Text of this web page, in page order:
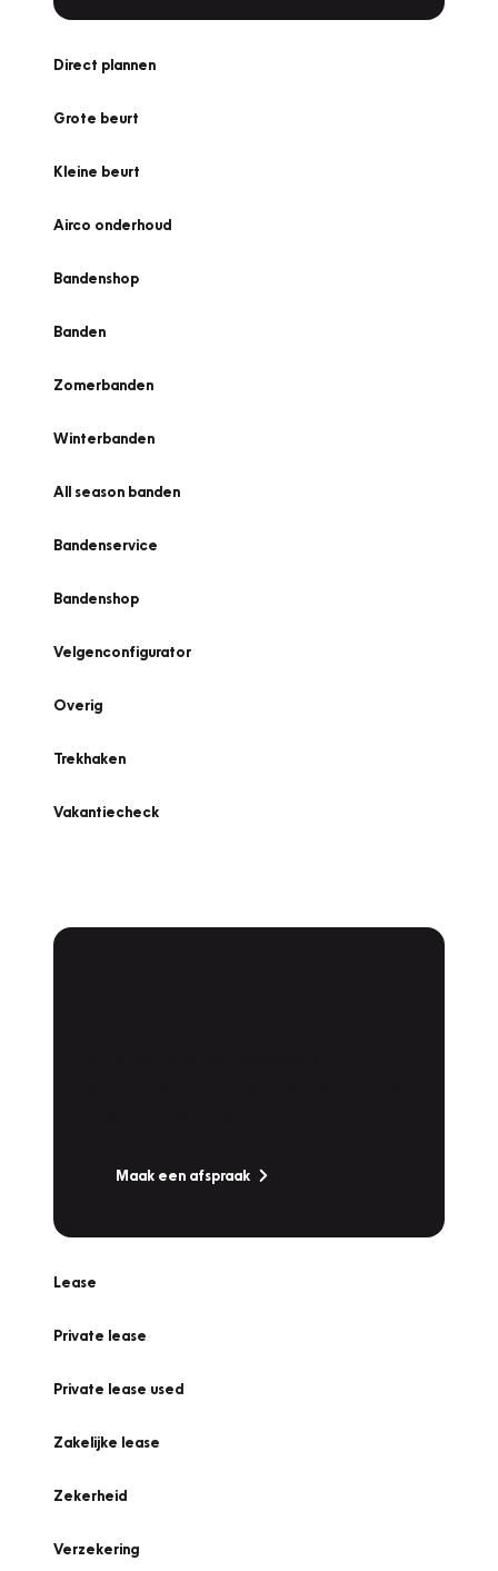
Direct plannen
Grote beurt
Kleine beurt
Airco onderhoud
Bandenshop
Banden
Zomerbanden
Winterbanden
All season banden
Bandenservice
Bandenshop
Velgenconfigurator
Overig
Trekhaken
Vakantiecheck
Maak een afspraak
Lease
Private lease
Private lease used
Zakelijke lease
Zekerheid
Verzekering